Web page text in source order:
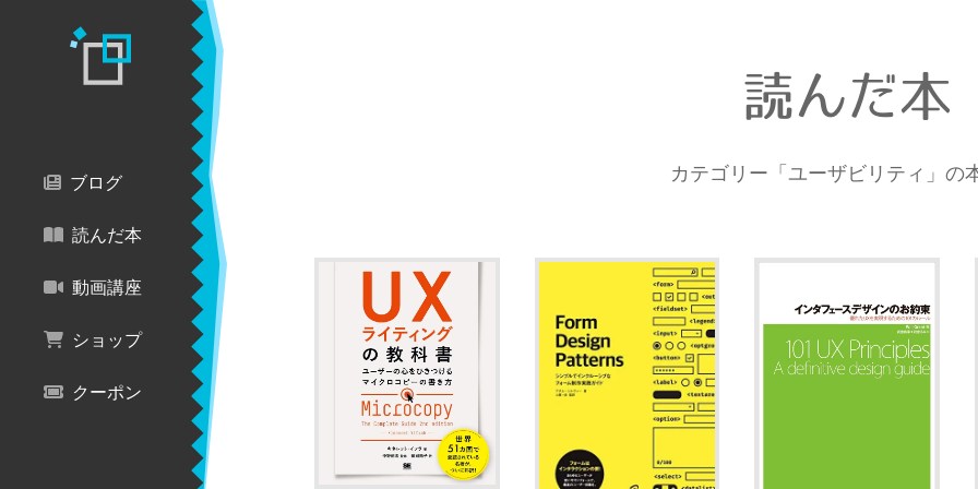
ブログ
読んだ本
動画講座
ショップ
クーポン
読んだ本
カテゴリー「ユーザビリティ」の